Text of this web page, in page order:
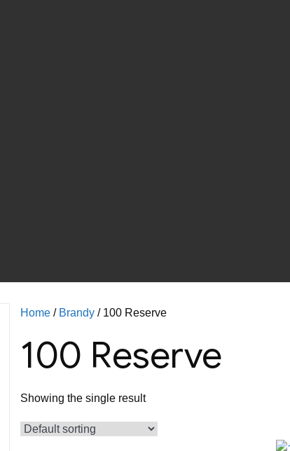
Home / Brandy / 100 Reserve
100 Reserve
Showing the single result